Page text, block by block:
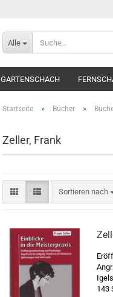
Alle
GARTENSCHACH
Startseite » Bücher »
Zeller, Frank
Sortieren nach
Sortieren nach
143